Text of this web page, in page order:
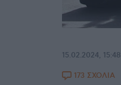
15.02.2024, 15:48
173 ΣΧΟΛΙΑ